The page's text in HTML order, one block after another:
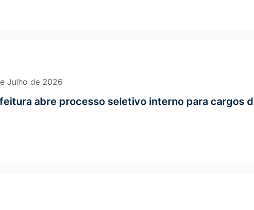
Julho de 2026
abre processo seletivo interno para cargos